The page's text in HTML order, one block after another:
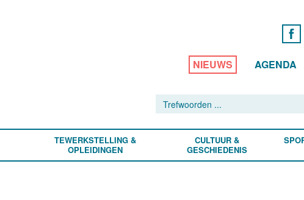
NIEUWS AGENDA
TEWERKSTELLING &
OPLEIDINGEN
CULTUUR &
GESCHIEDENIS